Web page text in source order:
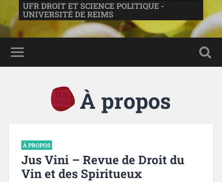
UFR DROIT ET SCIENCE POLITIQUE -
UNIVERSITÉ DE REIMS
À propos
À PROPOS
Jus Vini – Revue de Droit du
Vin et des Spiritueux